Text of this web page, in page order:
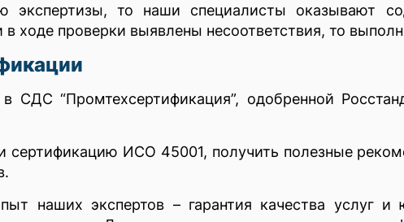
экспертизы, то наши специалисты оказывают
ходе проверки выявлены несоответствия, то
СДС “Промтехсертификация”, одобренной
ИСО 45001, получить полезные
наших экспертов – гарантия качества услуг и